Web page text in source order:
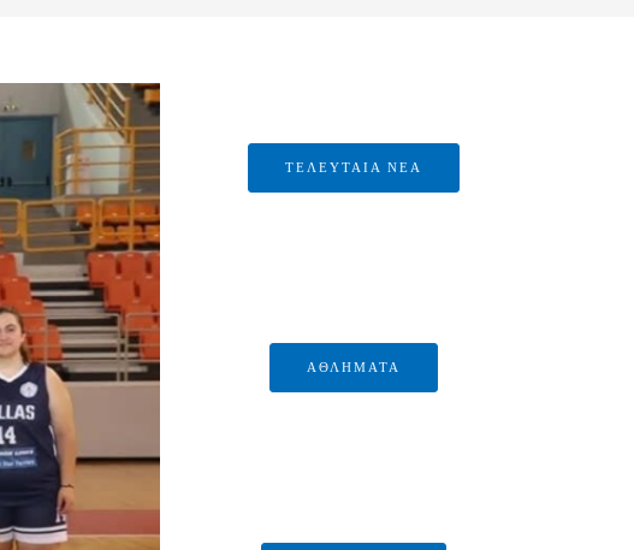
ΤΕΛΕΥΤΑΙΑ ΝΕΑ
ΑΘΛΗΜΑΤΑ